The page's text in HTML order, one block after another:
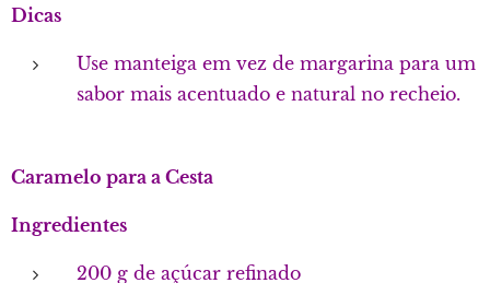
Dicas
Use manteiga em vez de margarina para um
sabor mais acentuado e natural no recheio.
Caramelo para a Cesta
Ingredientes
200 g de açúcar refinado